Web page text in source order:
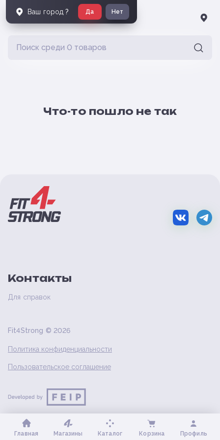
Что-то пошло не так
Контакты
Для справок
Fit4Strong © 2026
Политика конфиденциальности
Пользовательское соглашение
Главная Магазины Каталог Корзина Профиль
Ваш город ? Да Нет